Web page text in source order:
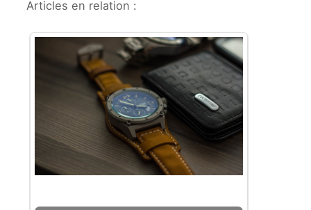
Articles en relation :